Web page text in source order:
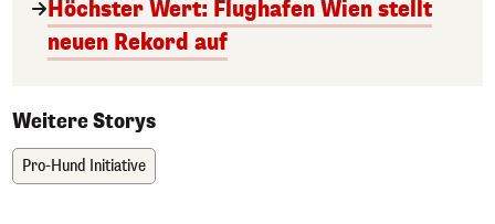
Höchster Wert: Flughafen Wien stellt
neuen Rekord auf
Weitere Storys
Pro-Hund Initiative